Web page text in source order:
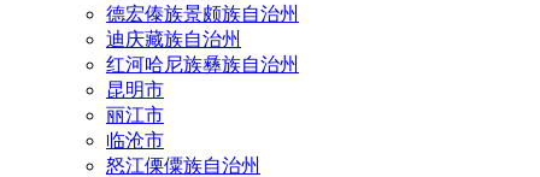
德宏傣族景颇族自治州
迪庆藏族自治州
红河哈尼族彝族自治州
昆明市
丽江市
临沧市
怒江傈僳族自治州